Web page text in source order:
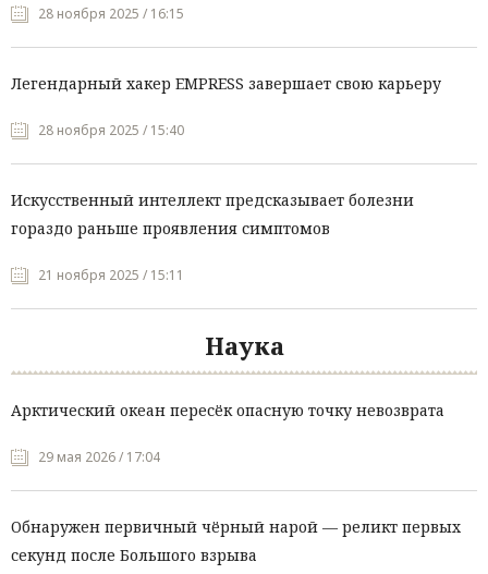
28 ноября 2025 / 16:15
Легендарный хакер EMPRESS завершает свою карьеру
28 ноября 2025 / 15:40
Искусственный интеллект предсказывает болезни
гораздо раньше проявления симптомов
21 ноября 2025 / 15:11
Наука
Арктический океан пересёк опасную точку невозврата
29 мая 2026 / 17:04
Обнаружен первичный чёрный нарой — реликт первых
секунд после Большого взрыва